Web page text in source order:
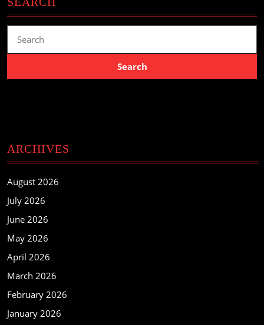
for:
ARCHIVES
August 2026
July 2026
June 2026
May 2026
April 2026
March 2026
February 2026
January 2026